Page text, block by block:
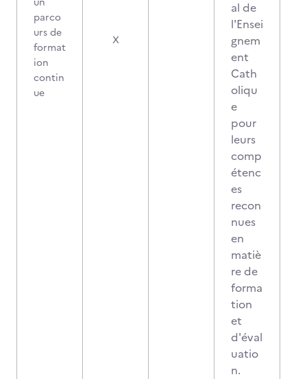
parco
urs de
format
ion
contin
ue
X
al de
l'Ensei
gnem
ent
Cath
oliqu
e
pour
leurs
comp
étenc
es
recon
nues
en
matiè
re de
forma
tion
et
d'éval
uatio
n.